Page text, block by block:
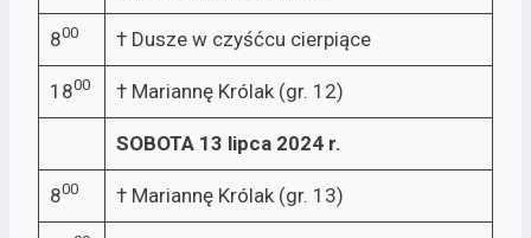
800 † Dusze w czyśćcu cierpiące
1800 † Mariannę Królak (gr. 12)
SOBOTA 13 lipca 2024 r.
800 † Mariannę Królak (gr. 13)